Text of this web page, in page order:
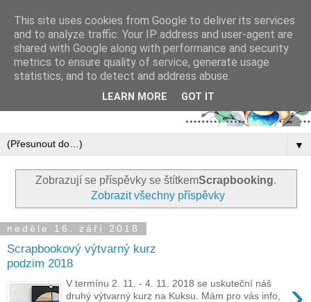
▼
Zobrazují se příspěvky se štítkemScrapbooking.
Zobrazit všechny příspěvky
neděle 16. září 2018
Scrapbookový výtvarný kurz
podzim 2018
V termínu 2. 11. - 4. 11. 2018 se uskuteční náš
druhý výtvarný kurz na Kuksu. Mám pro vás info,
This site uses cookies from Google to deliver its services
and to analyze traffic. Your IP address and user-agent are
shared with Google along with performance and security
metrics to ensure quality of service, generate usage
statistics, and to detect and address abuse.
LEARN MORE GOT IT